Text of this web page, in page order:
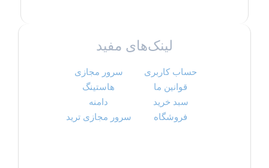
لینک‌های مفید
حساب کاربری
قوانین ما
سبد خرید
فروشگاه
سرور مجازی
هاستینگ
دامنه
سرور مجازی ترید